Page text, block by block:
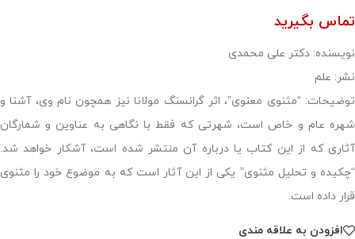
تماس بگیرید
نویسنده: دکتر علی محمدی
نشر: علم
توضیحات: “مثنوی معنوی”، اثر گرانسنگ مولانا نیز همچون نام وی، آشنا و
شهره عام و خاص است، شهرتی که فقط با نگاهی به عناوین و شمارگان
آثاری که از این کتاب یا درباره آن منتشر شده است، آشکار خواهد شد.
“چکیده و تحلیل مثنوی” یکی از این آثار است که به موضوع خود را مثنوی
قرار داده است.
افزودن به علاقه مندی